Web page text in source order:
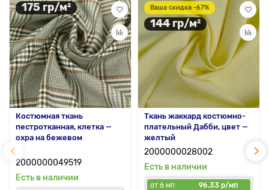
175 гр/м²
Костюмная ткань
пестротканная, клетка —
охра на бежевом
2000000049519
Есть в наличии
Ваша скидка -67%
144 гр/м²
Ткань жаккард костюмно-
плательный Дабби, цвет —
желтый
2000000028002
Есть в наличии
от 6 мп
96.33 р/мп